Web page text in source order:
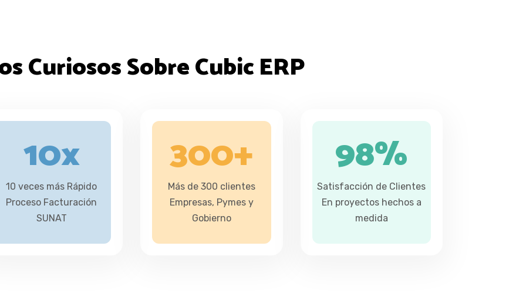
Curiosos Sobre Cubic ERP
10X
10 veces más Rápido
Proceso Facturación
SUNAT
300+
Más de 300 clientes
Empresas, Pymes y
Gobierno
98%
Satisfacción de Clientes
En proyectos hechos a
medida